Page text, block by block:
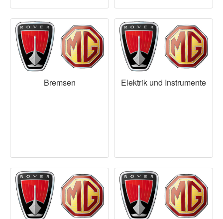
Bremsen Elektrik und Instrumente